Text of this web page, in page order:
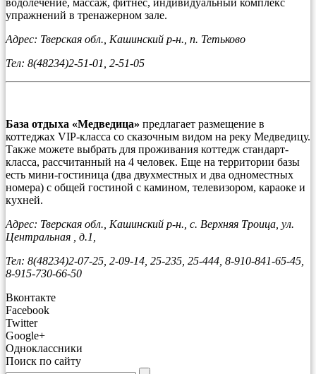
упражнений в тренажерном зале.
Адрес: Тверская обл., Кашинский р-н., п. Тетьково
Тел: 8(48234)2-51-01, 2-51-05
База отдыха «Медведица» предлагает размещение в
коттеджах VIP-класса со сказочным видом на реку Медведицу.
Также можете выбрать для проживания коттедж стандарт-
класса, рассчитанный на 4 человек. Еще на территории базы
есть мини-гостиница (два двухместных и два одноместных
номера) с общей гостиной с камином, телевизором, караоке и
кухней.
Адрес: Тверская обл., Кашинский р-н., с. Верхняя Троица, ул.
Центральная , д.1,
Тел: 8(48234)2-07-25, 2-09-14, 25-235, 25-444, 8-910-841-65-45,
8-915-730-66-50
Вконтакте
Facebook
Twitter
Google+
Одноклассники
Поиск по сайту